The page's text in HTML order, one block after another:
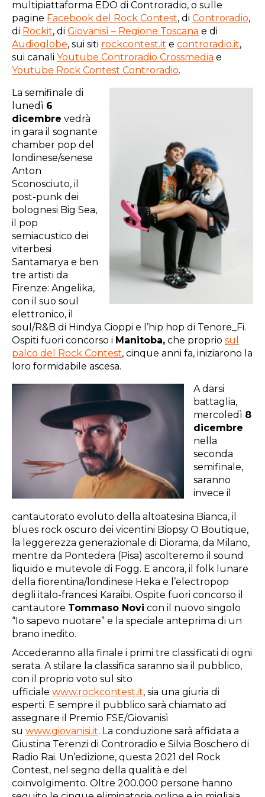
multipiattaforma EDO di Controradio, o sulle
pagine Facebook del Rock Contest, di Controradio,
di Rockit, di Giovanisì – Regione Toscana e di
Audioglobe, sui siti rockcontest.it e controradio.it,
sui canali Youtube Controradio Crossmedia e
Youtube Rock Contest Controradio.
La semifinale di
lunedì 6
dicembre vedrà
in gara il sognante
chamber pop del
londinese/senese
Anton
Sconosciuto, il
post-punk dei
bolognesi Big Sea,
il pop
semiacustico dei
viterbesi
Santamarya e ben
tre artisti da
Firenze: Angelika,
con il suo soul
elettronico, il
soul/R&B di Hindya Cioppi e l’hip hop di Tenore_Fi.
Ospiti fuori concorso i Manitoba, che proprio sul
palco del Rock Contest, cinque anni fa, iniziarono la
loro formidabile ascesa.
A darsi
battaglia,
mercoledì 8
dicembre
nella
seconda
semifinale,
saranno
invece il
cantautorato evoluto della altoatesina Bianca, il
blues rock oscuro dei vicentini Biopsy O Boutique,
la leggerezza generazionale di Diorama, da Milano,
mentre da Pontedera (Pisa) ascolteremo il sound
liquido e mutevole di Fogg. E ancora, il folk lunare
della fiorentina/londinese Heka e l’electropop
degli italo-francesi Karaibi. Ospite fuori concorso il
cantautore Tommaso Novi con il nuovo singolo
“Io sapevo nuotare” e la speciale anteprima di un
brano inedito.
Accederanno alla finale i primi tre classificati di ogni
serata. A stilare la classifica saranno sia il pubblico,
con il proprio voto sul sito
ufficiale www.rockcontest.it, sia una giuria di
esperti. E sempre il pubblico sarà chiamato ad
assegnare il Premio FSE/Giovanisì
su www.giovanisi.it. La conduzione sarà affidata a
Giustina Terenzi di Controradio e Silvia Boschero di
Radio Rai. Un’edizione, questa 2021 del Rock
Contest, nel segno della qualità e del
coinvolgimento. Oltre 200.000 persone hanno